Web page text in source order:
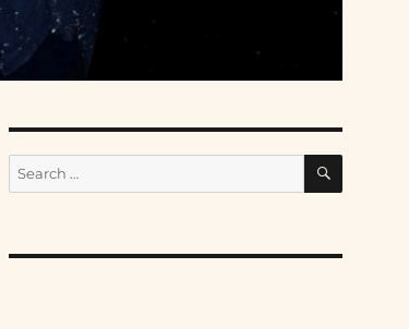
Search
for:
SEARCH